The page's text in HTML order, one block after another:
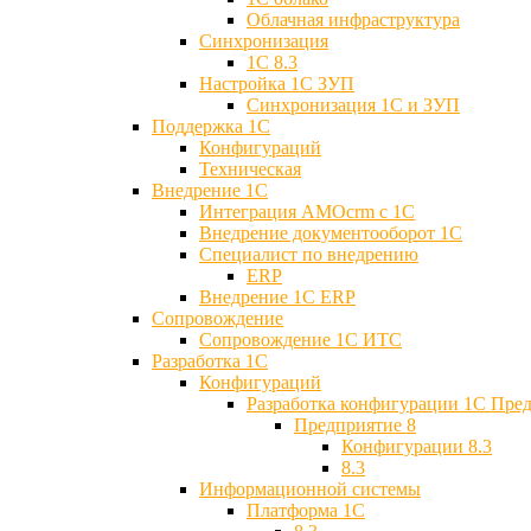
Облачная инфраструктура
Синхронизация
1С 8.3
Настройка 1С ЗУП
Синхронизация 1С и ЗУП
Поддержка 1С
Конфигураций
Техническая
Внедрение 1С
Интеграция AMOcrm с 1C
Внедрение документооборот 1С
Специалист по внедрению
ERP
Внедрение 1С ERP
Cопровождение
Cопровождение 1С ИТС
Разработка 1C
Конфигураций
Разработка конфигурации 1С
Предприятие 8
Конфигурации 8.3
8.3
Информационной системы
Платформа 1С